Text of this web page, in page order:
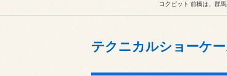
コクピット 前橋は、群
テクニカルショーケ